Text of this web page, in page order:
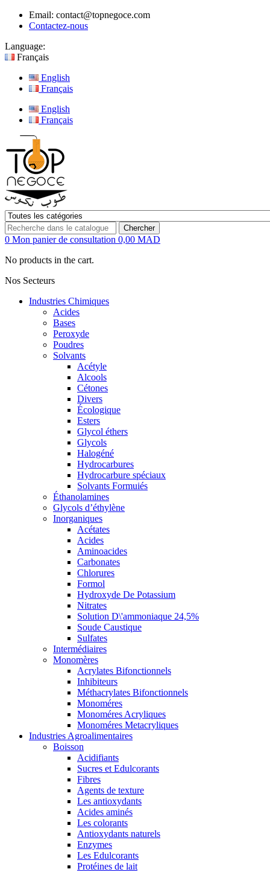
Email: contact@topnegoce.com
Contactez-nous
Language:
Français
English
Français
English
Français
Chercher
0 Mon panier de consultation 0,00 MAD
No products in the cart.
Nos Secteurs
Industries Chimiques
Acides
Bases
Peroxyde
Poudres
Solvants
Acétyle
Alcools
Cétones
Divers
Écologique
Esters
Glycol éthers
Glycols
Halogéné
Hydrocarbures
Hydrocarbure spéciaux
Solvants Formuiés
Éthanolamines
Glycols d’éthylène
Inorganiques
Acétates
Acides
Aminoacides
Carbonates
Chlorures
Formol
Hydroxyde De Potassium
Nitrates
Solution D\'ammoniaque 24,5%
Soude Caustique
Sulfates
Intermédiaires
Monomères
Acrylates Bifonctionnels
Inhibiteurs
Méthacrylates Bifonctionnels
Monoméres
Monoméres Acryliques
Monoméres Metacryliques
Industries Agroalimentaires
Boisson
Acidifiants
Sucres et Edulcorants
Fibres
Agents de texture
Les antioxydants
Acides aminés
Les colorants
Antioxydants naturels
Enzymes
Les Edulcorants
Protéines de lait